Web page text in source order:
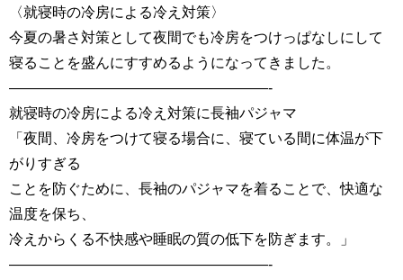
〈就寝時の冷房による冷え対策〉
今夏の暑さ対策として夜間でも冷房をつけっぱなしにして
寝ることを盛んにすすめるようになってきました。
——————————————————-
就寝時の冷房による冷え対策に長袖パジャマ
「夜間、冷房をつけて寝る場合に、寝ている間に体温が下
がりすぎる
ことを防ぐために、長袖のパジャマを着ることで、快適な
温度を保ち、
冷えからくる不快感や睡眠の質の低下を防ぎます。」
——————————————————-